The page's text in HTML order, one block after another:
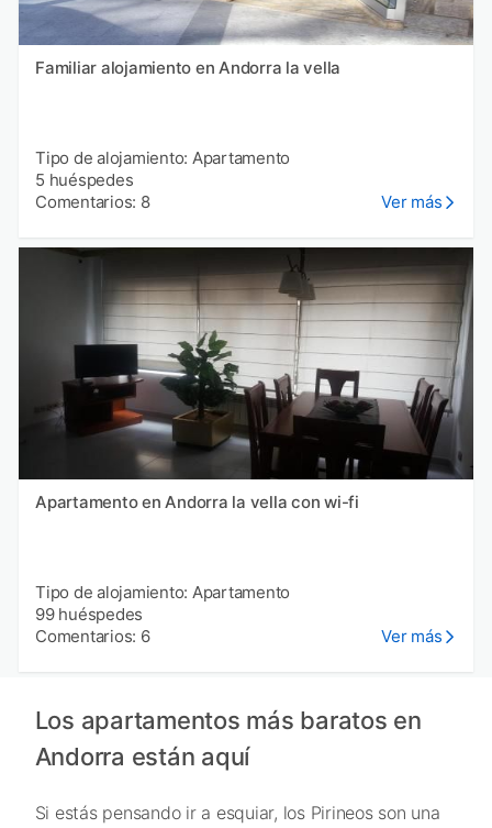
Familiar alojamiento en Andorra la vella
Tipo de alojamiento: Apartamento
5 huéspedes
Comentarios: 8
Ver más
Apartamento en Andorra la vella con wi-fi
Tipo de alojamiento: Apartamento
99 huéspedes
Comentarios: 6
Ver más
Los apartamentos más baratos en
Andorra están aquí
Si estás pensando ir a esquiar, los Pirineos son una